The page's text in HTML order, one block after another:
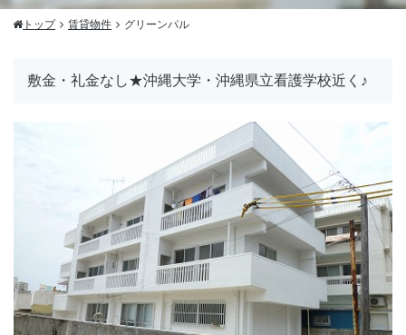
トップ 賃貸物件 グリーンパル
敷金・礼金なし★沖縄大学・沖縄県立看護学校近く♪